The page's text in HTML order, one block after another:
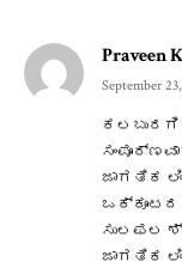
Praveen
September
ಜಾಗತಿಕ
ಒಕ್ಕೂಟದ
ಸುಲಫಲ
ಜಾಗತಿಕ